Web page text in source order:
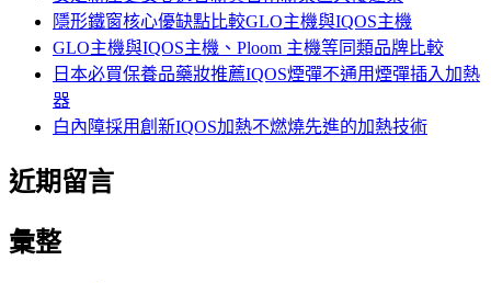
隱形鐵窗核心優缺點比較GLO主機與IQOS主機
GLO主機與IQOS主機、Ploom 主機等同類品牌比較
日本必買保養品藥妝推薦IQOS煙彈不通用煙彈插入加熱
器
白內障採用創新IQOS加熱不燃燒先進的加熱技術
近期留言
彙整